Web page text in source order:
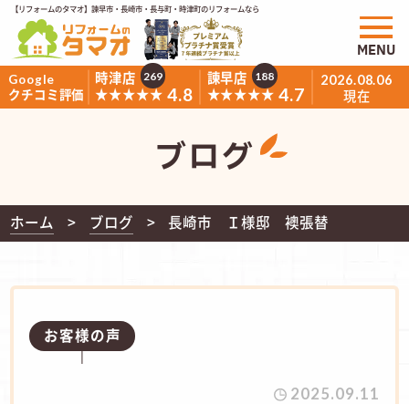
【リフォームのタマオ】諫早市・長崎市・長与町・時津町のリフォームなら
Google
クチコミ評価
時津店
★★★★★ 4.8
269
諫早店
★★★★★ 4.7
188 2026.08.06
現在
MENU
ブログ
ホーム ブログ 長崎市 Ｉ様邸 襖張替
お客様の声
2025.09.11